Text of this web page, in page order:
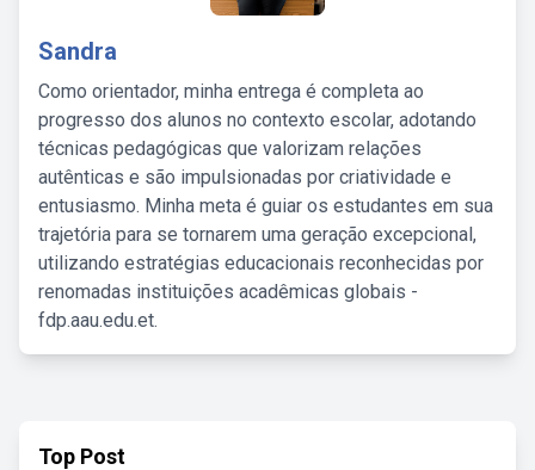
Sandra
Como orientador, minha entrega é completa ao
progresso dos alunos no contexto escolar, adotando
técnicas pedagógicas que valorizam relações
autênticas e são impulsionadas por criatividade e
entusiasmo. Minha meta é guiar os estudantes em sua
trajetória para se tornarem uma geração excepcional,
utilizando estratégias educacionais reconhecidas por
renomadas instituições acadêmicas globais -
fdp.aau.edu.et.
Top Post